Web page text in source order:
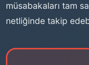
müsabakaları tam
netliğinde takip